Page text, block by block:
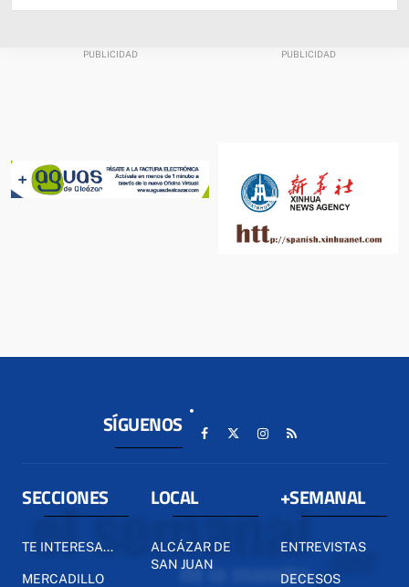
SÍGUENOS
SECCIONES
TE INTERESA...
MERCADILLO
LOCAL
ALCÁZAR DE
SAN JUAN
+SEMANAL
ENTREVISTAS
DECESOS